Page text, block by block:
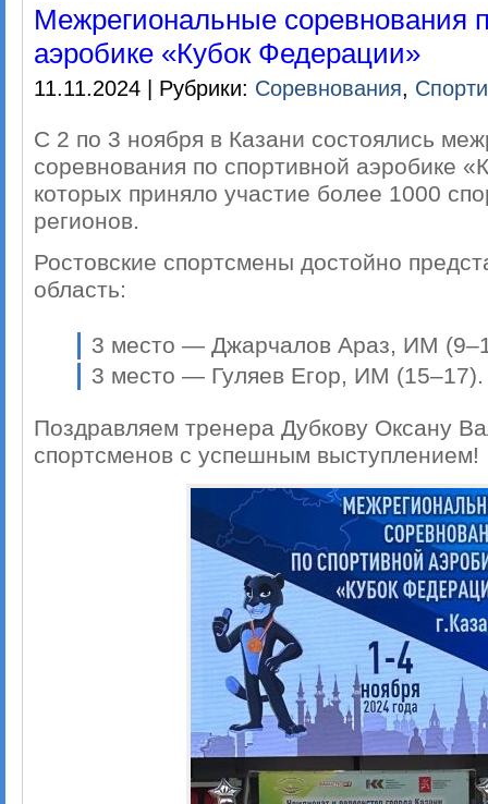
Межрегиональные соревнования
аэробике «Кубок Федерации»
11.11.2024 | Рубрики: Соревнования,
С 2 по 3 ноября в Казани состоялись
соревнования по спортивной аэробике
которых приняло участие более 1000
регионов.
Ростовские спортсмены достойно
область:
3 место — Джарчалов Араз, ИМ
3 место — Гуляев Егор, ИМ (15–17).
Поздравляем тренера Дубкову Оксану
спортсменов с успешным выступлением!